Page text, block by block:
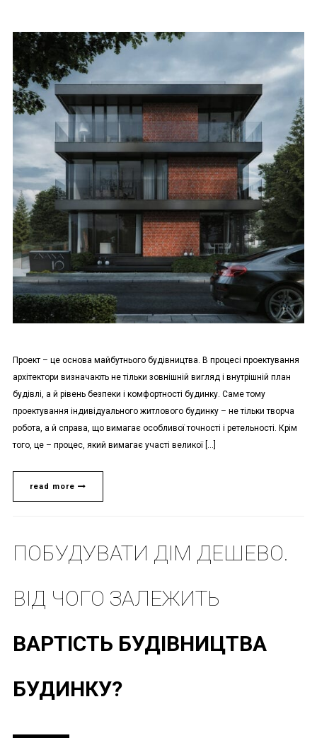
Проект – це основа майбутнього будівництва. В процесі проектування
архітектори визначають не тільки зовнішній вигляд і внутрішній план
будівлі, а й рівень безпеки і комфортності будинку. Саме тому
проектування індивідуального житлового будинку – не тільки творча
робота, а й справа, що вимагає особливої ​​точності і ретельності. Крім
того, це – процес, який вимагає участі великої […]
read more
ПОБУДУВАТИ ДІМ ДЕШЕВО.
ВІД ЧОГО ЗАЛЕЖИТЬ
ВАРТІСТЬ БУДІВНИЦТВА
БУДИНКУ?